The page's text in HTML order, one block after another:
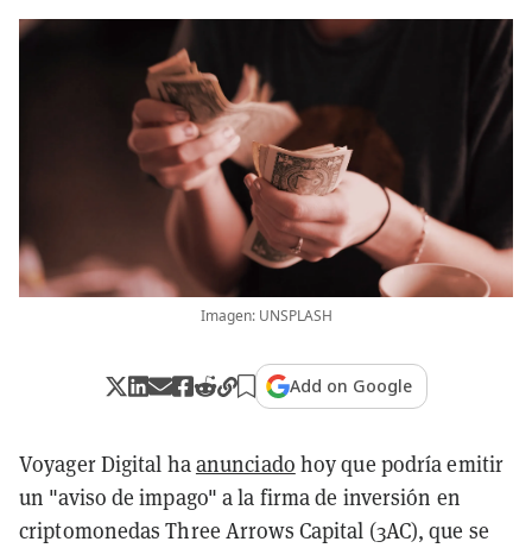
Imagen: UNSPLASH
Add on Google
Voyager Digital haanunciado hoy que podría emitir
un "aviso de impago" a la firma de inversión en
criptomonedas Three Arrows Capital (3AC), que se